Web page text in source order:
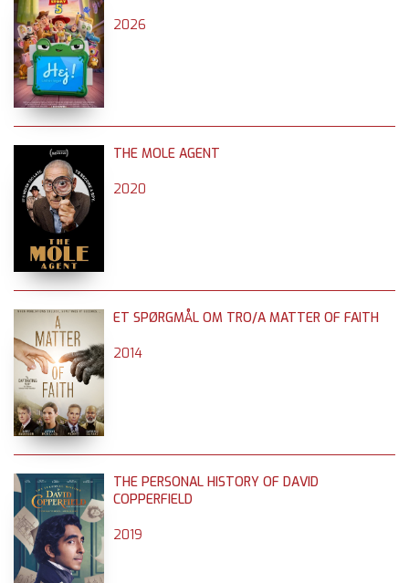
2026
THE MOLE AGENT
2020
ET SPØRGMÅL OM TRO/A MATTER OF FAITH
2014
THE PERSONAL HISTORY OF DAVID
COPPERFIELD
2019